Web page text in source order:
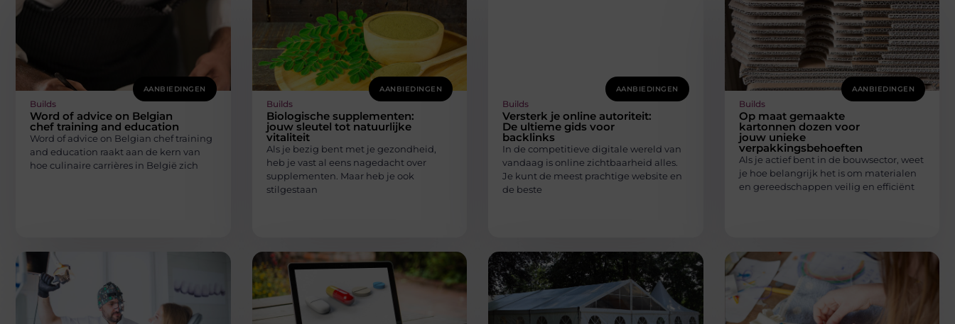
AANBIEDINGEN
Builds
Word of advice on Belgian
chef training and education
Word of advice on Belgian chef training
and education raakt aan de kern van
hoe culinaire carrières in België zich
AANBIEDINGEN
Builds
Biologische supplementen:
jouw sleutel tot natuurlijke
vitaliteit
Als je bezig bent met je gezondheid,
heb je vast al eens nagedacht over
supplementen. Maar heb je ook
stilgestaan
AANBIEDINGEN
Builds
Versterk je online autoriteit:
De ultieme gids voor
backlinks
In de competitieve digitale wereld van
vandaag is online zichtbaarheid alles.
Je kunt de meest prachtige website en
de beste
AANBIEDINGEN
Builds
Op maat gemaakte
kartonnen dozen voor
jouw unieke
verpakkingsbehoeften
Als je actief bent in de bouwsector, weet
je hoe belangrijk het is om materialen
en gereedschappen veilig en efficiënt